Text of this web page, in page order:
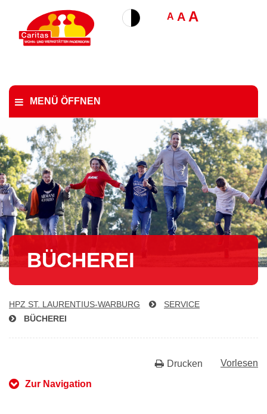
A A A
MENÜ ÖFFNEN
BÜCHEREI
HPZ ST. LAU­REN­TI­US-WAR­BURG
SERVICE
BÜCHEREI
Vorlesen
Drucken
Zur Navigation